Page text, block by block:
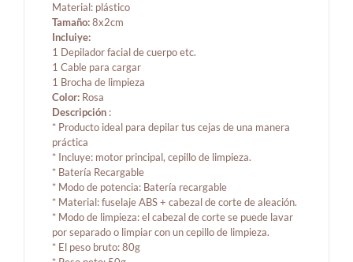
Material: plástico
Tamaño:8x2cm
Incluiye:
1 Depilador facial de cuerpo etc.
1 Cable para cargar
1 Brocha de limpieza
Color: Rosa
Descripción :
* Producto ideal para depilar tus cejas de una manera
práctica
* Incluye: motor principal, cepillo de limpieza.
* Batería Recargable
* Modo de potencia: Batería recargable
* Material: fuselaje ABS + cabezal de corte de aleación.
* Modo de limpieza: el cabezal de corte se puede lavar
por separado o limpiar con un cepillo de limpieza.
* El peso bruto: 80g